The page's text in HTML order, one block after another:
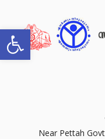
Open toolbar
Near Pettah